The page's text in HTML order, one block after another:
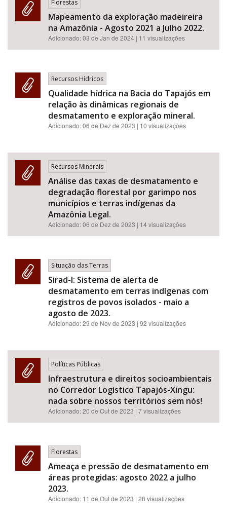
Florestas
Mapeamento da exploração madeireira
na Amazônia - Agosto 2021 a Julho 2022.
Adicionado:03 de Jan de 2024 | 11 visualizações
Recursos Hídricos
Qualidade hídrica na Bacia do Tapajós em
relação às dinâmicas regionais de
desmatamento e exploração mineral.
Adicionado:06 de Dez de 2023 | 10 visualizações
Recursos Minerais
Análise das taxas de desmatamento e
degradação florestal por garimpo nos
municípios e terras indígenas da
Amazônia Legal.
Adicionado:06 de Dez de 2023 | 14 visualizações
Situação das Terras
Sirad-I: Sistema de alerta de
desmatamento em terras indígenas com
registros de povos isolados - maio a
agosto de 2023.
Adicionado:29 de Nov de 2023 | 92 visualizações
Políticas Públicas
Infraestrutura e direitos socioambientais
no Corredor Logístico Tapajós-Xingu:
nada sobre nossos territórios sem nós!
Adicionado:20 de Out de 2023 | 7 visualizações
Florestas
Ameaça e pressão de desmatamento em
áreas protegidas: agosto 2022 a julho
2023.
Adicionado: 11 de Out de 2023 | 28 visualizações